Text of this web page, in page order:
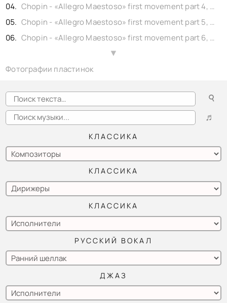
Chopin - «Allegro Maestoso» first movement part 4, Moriz Rosenthal - piano, Dr. Weissmann & State Opera House orchestra, shellac 10" Parlophone No. 133020.
Chopin - «Allegro Maestoso» first movement part 5, Moriz Rosenthal - piano, Dr. Weissmann & State Opera House orchestra, shellac 10" Parlophone No. 133021.
Chopin - «Allegro Maestoso» first movement part 6, Moriz Rosenthal - piano, Dr. Weissmann & State Opera House orchestra, shellac 10" Parlophone No. 133026.
Chopin - «Rondo Vivase» third movement part 2, Moriz Rosenthal - piano, Dr. Weissmann & State Opera House orchestra, shellac 12" Parlophone No. 26697.
▲
Фотографии пластинок
☌
♬
КЛАССИКА
КЛАССИКА
КЛАССИКА
РУССКИЙ ВОКАЛ
ДЖАЗ